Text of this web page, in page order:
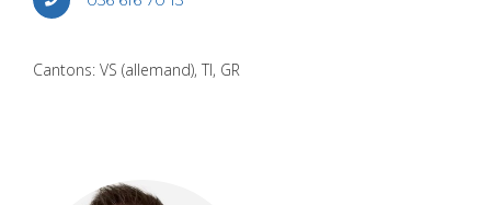
Can­tons: VS (alle­mand), TI, GR